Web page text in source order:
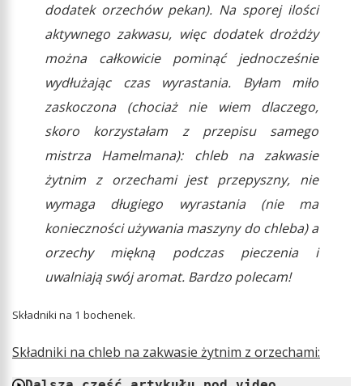
dodatek orzechów pekan). Na sporej ilości
aktywnego zakwasu, więc dodatek drożdży
można całkowicie pominąć jednocześnie
wydłużając czas wyrastania. Byłam miło
zaskoczona (chociaż nie wiem dlaczego,
skoro korzystałam z przepisu samego
mistrza Hamelmana): chleb na zakwasie
żytnim z orzechami jest przepyszny, nie
wymaga długiego wyrastania (nie ma
konieczności używania maszyny do chleba) a
orzechy miękną podczas pieczenia i
uwalniają swój aromat. Bardzo polecam!
Składniki na 1 bochenek.
Składniki na chleb na zakwasie żytnim z orzechami: